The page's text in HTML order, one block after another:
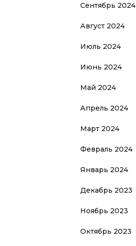
Сентябрь 2024
Август 2024
Июль 2024
Июнь 2024
Май 2024
Апрель 2024
Март 2024
Февраль 2024
Январь 2024
Декабрь 2023
Ноябрь 2023
Октябрь 2023